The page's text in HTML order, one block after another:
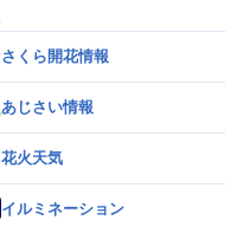
さくら開花情報
あじさい情報
花火天気
イルミネーション